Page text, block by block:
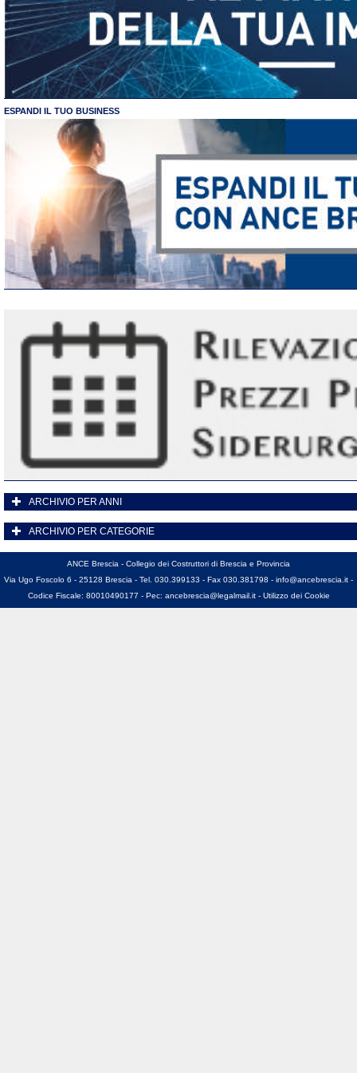
ESPANDI IL TUO BUSINESS
ARCHIVIO PER ANNI
ARCHIVIO PER CATEGORIE
ANCE Brescia - Collegio dei Costruttori di Brescia e Provincia
Via Ugo Foscolo 6 - 25128 Brescia - Tel. 030.399133 - Fax 030.381798 - info@ancebrescia.it -
Codice Fiscale: 80010490177 - Pec: ancebrescia@legalmail.it- Utilizzo dei Cookie